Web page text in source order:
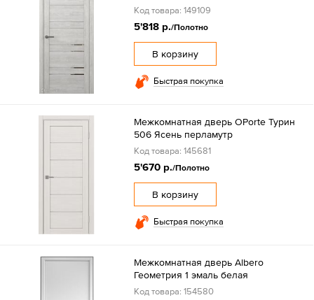
Код товара: 149109
5'818 р./Полотно
В корзину
Быстрая покупка
Межкомнатная дверь OPorte Турин
506 Ясень перламутр
Код товара: 145681
5'670 р./Полотно
В корзину
Быстрая покупка
Межкомнатная дверь Albero
Геометрия 1 эмаль белая
Код товара: 154580